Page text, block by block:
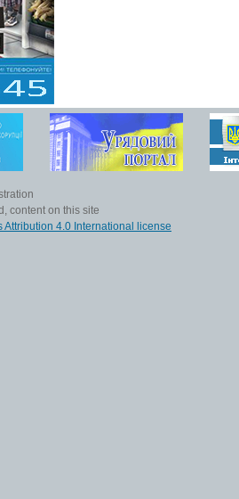
content on this site
Attribution 4.0 International license